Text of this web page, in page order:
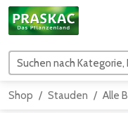
Shop Stauden Alle